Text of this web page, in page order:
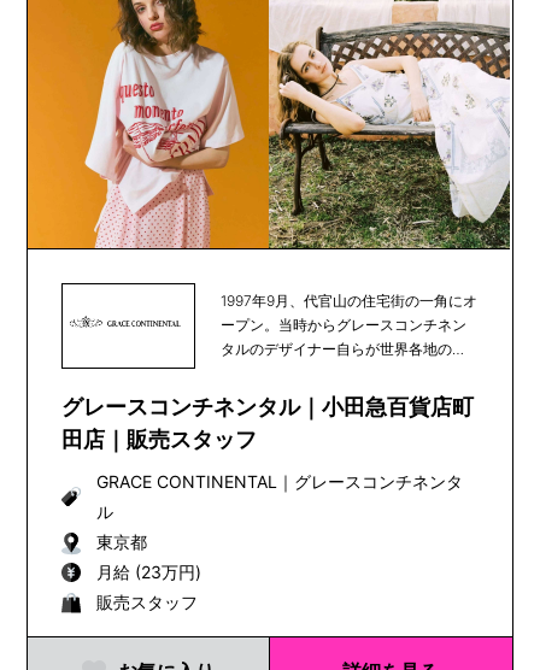
1997年9月、代官山の住宅街の一角にオ
ープン。当時からグレースコンチネン
タルのデザイナー自らが世界各地の素
グレースコンチネンタル｜小田急百貨店町
田店｜販売スタッフ
GRACE CONTINENTAL ｜ グレースコンチネンタ
ル
東京都
月給 (23万円)
販売スタッフ